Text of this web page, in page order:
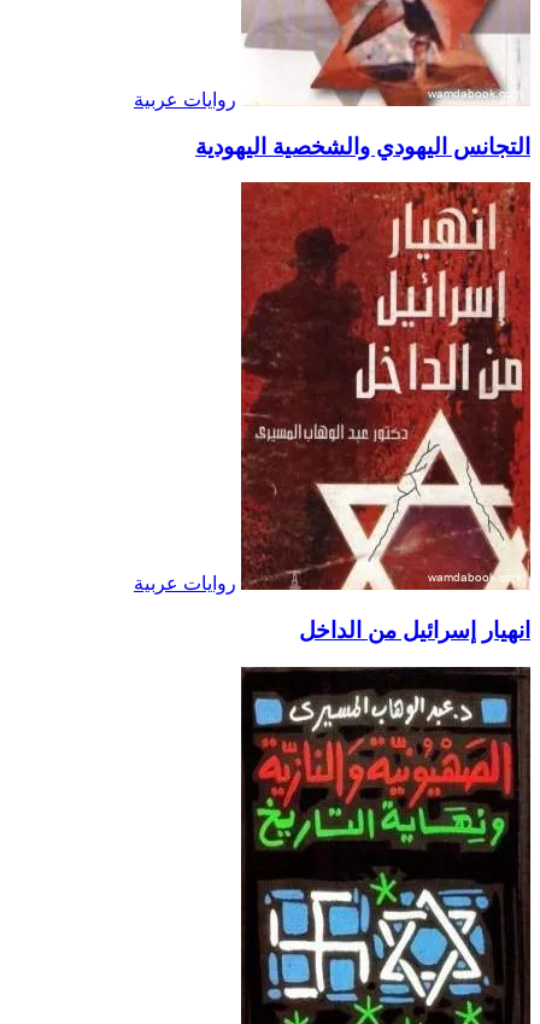
روايات عربية
التجانس اليهودي والشخصية اليهودية
روايات عربية
انهيار إسرائيل من الداخل